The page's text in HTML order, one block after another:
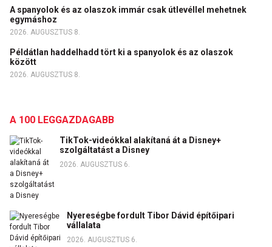
A spanyolok és az olaszok immár csak útlevéllel mehetnek
egymáshoz
2026. AUGUSZTUS 8.
Példátlan haddelhadd tört ki a spanyolok és az olaszok
között
2026. AUGUSZTUS 8.
A 100 LEGGAZDAGABB
TikTok-videókkal alakítaná át a Disney+
szolgáltatást a Disney
2026. AUGUSZTUS 6.
Nyereségbe fordult Tibor Dávid építőipari
vállalata
2026. AUGUSZTUS 6.